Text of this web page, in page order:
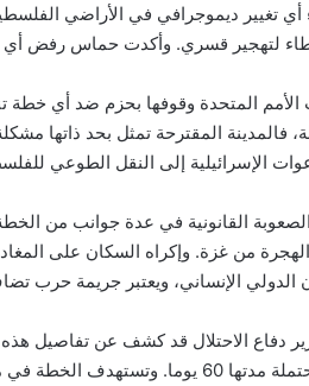
أي تغيير ديموجرافي في الأراضي
لتهجير قسري. وأكدت حماس رفض
المتحدة وقوفها بحزم ضد أي خطة
فالمدينة المقترحة تمثل بحد ذاتها
الإسرائيلية إلى النقل الطوعي
القانونية في عدة جوانب من
من غزة. وإكراه السكان على
الدولي الإنساني، ويعتبر جريمة حرب
دفاع الاحتلال قد كشف عن تفاصيل